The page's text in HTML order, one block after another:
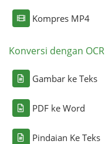
Kompres MP4
Konversi dengan OCR
Gambar ke Teks
PDF ke Word
Pindaian Ke Teks